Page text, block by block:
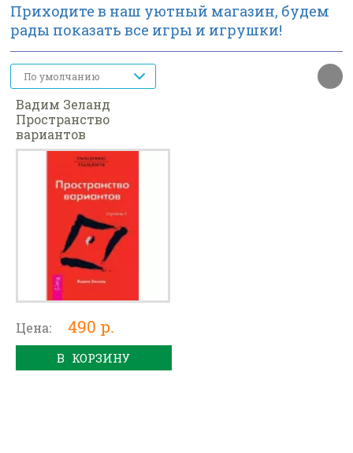
Приходите в наш уютный магазин, будем
рады показать все игры и игрушки!
По умолчанию
Вадим Зеланд
Пространство
вариантов
Цена: 490 р.
В КОРЗИНУ